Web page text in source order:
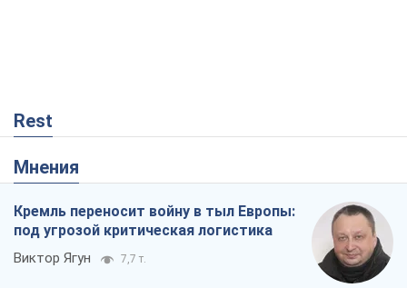
Rest
Мнения
Кремль переносит войну в тыл Европы:
под угрозой критическая логистика
Виктор Ягун 7,7 т.